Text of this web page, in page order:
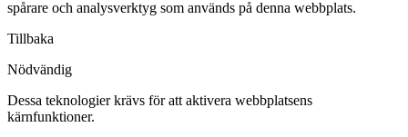
spårare och analysverktyg som används på denna webbplats.
Tillbaka
Nödvändig
Dessa teknologier krävs för att aktivera webbplatsens
kärnfunktioner.